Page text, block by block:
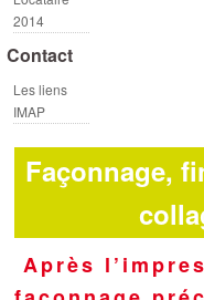
2014
Contact
Les liens
IMAP
Façonnage,
Après